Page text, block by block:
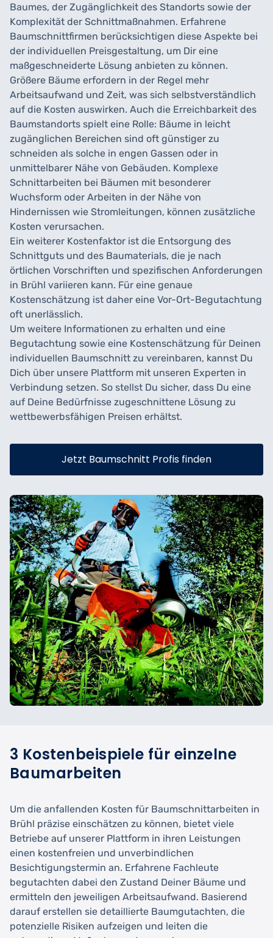
Baumes, der Zugänglichkeit des Standorts sowie der
Komplexität der Schnittmaßnahmen. Erfahrene
Baumschnittfirmen berücksichtigen diese Aspekte bei
der individuellen Preisgestaltung, um Dir eine
maßgeschneiderte Lösung anbieten zu können.
Größere Bäume erfordern in der Regel mehr
Arbeitsaufwand und Zeit, was sich selbstverständlich
auf die Kosten auswirken. Auch die Erreichbarkeit des
Baumstandorts spielt eine Rolle: Bäume in leicht
zugänglichen Bereichen sind oft günstiger zu
schneiden als solche in engen Gassen oder in
unmittelbarer Nähe von Gebäuden. Komplexe
Schnittarbeiten bei Bäumen mit besonderer
Wuchsform oder Arbeiten in der Nähe von
Hindernissen wie Stromleitungen, können zusätzliche
Kosten verursachen.
Ein weiterer Kostenfaktor ist die Entsorgung des
Schnittguts und des Baumaterials, die je nach
örtlichen Vorschriften und spezifischen Anforderungen
in Brühl variieren kann. Für eine genaue
Kostenschätzung ist daher eine Vor-Ort-Begutachtung
oft unerlässlich.
Um weitere Informationen zu erhalten und eine
Begutachtung sowie eine Kostenschätzung für Deinen
individuellen Baumschnitt zu vereinbaren, kannst Du
Dich über unsere Plattform mit unseren Experten in
Verbindung setzen. So stellst Du sicher, dass Du eine
auf Deine Bedürfnisse zugeschnittene Lösung zu
wettbewerbsfähigen Preisen erhältst.
Jetzt Baumschnitt Profis finden
3 Kostenbeispiele für einzelne
Baumarbeiten
Um die anfallenden Kosten für Baumschnittarbeiten in
Brühl präzise einschätzen zu können, bietet viele
Betriebe auf unserer Plattform in ihren Leistungen
einen kostenfreien und unverbindlichen
Besichtigungstermin an. Erfahrene Fachleute
begutachten dabei den Zustand Deiner Bäume und
ermitteln den jeweiligen Arbeitsaufwand. Basierend
darauf erstellen sie detaillierte Baumgutachten, die
potenzielle Risiken aufzeigen und leiten die